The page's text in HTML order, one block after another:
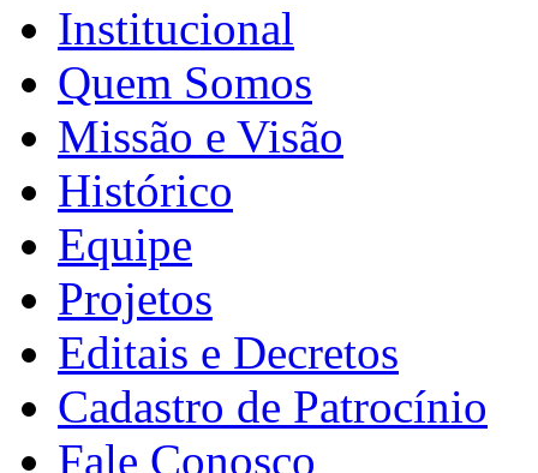
Institucional
Quem Somos
Missão e Visão
Histórico
Equipe
Projetos
Editais e Decretos
Cadastro de Patrocínio
Fale Conosco